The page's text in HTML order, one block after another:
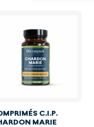
C.I.P.
MARIE